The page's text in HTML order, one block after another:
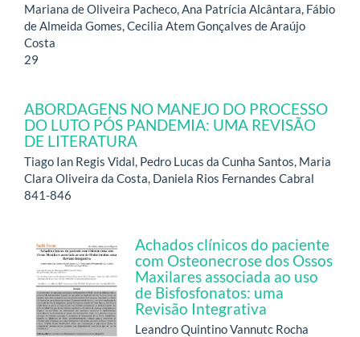
Mariana de Oliveira Pacheco, Ana Patrícia Alcântara, Fábio
de Almeida Gomes, Cecilia Atem Gonçalves de Araújo
Costa
29
ABORDAGENS NO MANEJO DO PROCESSO
DO LUTO PÓS PANDEMIA: UMA REVISÃO
DE LITERATURA
Tiago Ian Regis Vidal, Pedro Lucas da Cunha Santos, Maria
Clara Oliveira da Costa, Daniela Rios Fernandes Cabral
841-846
Achados clínicos do paciente
com Osteonecrose dos Ossos
Maxilares associada ao uso
de Bisfosfonatos: uma
Revisão Integrativa
Leandro Quintino Vannutc Rocha